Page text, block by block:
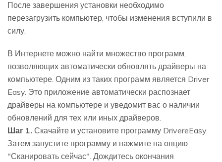
После завершения установки необходимо
перезагрузить компьютер, чтобы изменения вступили в
силу.
В Интернете можно найти множество программ,
позволяющих автоматически обновлять драйверы на
компьютере. Одним из таких программ является Driver
Easy. Это приложение автоматически распознает
драйверы на компьютере и уведомит вас о наличии
обновлений для тех или иных драйверов.
Шаг 1. Скачайте и установите программу DrivereEasy.
Затем запустите программу и нажмите на опцию
"Сканировать сейчас". Дождитесь окончания